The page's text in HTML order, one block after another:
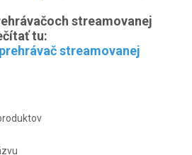
streamovanej
tu:
streamovanej